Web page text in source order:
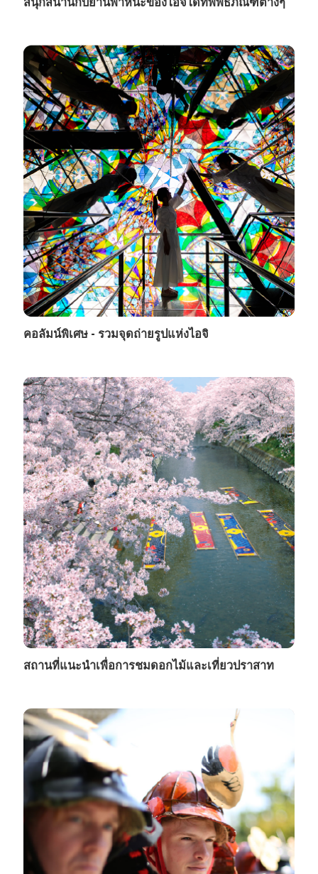
คอลัมน์พิเศษ - รวมจุดถ่ายรูปแห่งไอจิ
สถานที่แนะนำเพื่อการชมดอกไม้และเที่ยวปราสาท